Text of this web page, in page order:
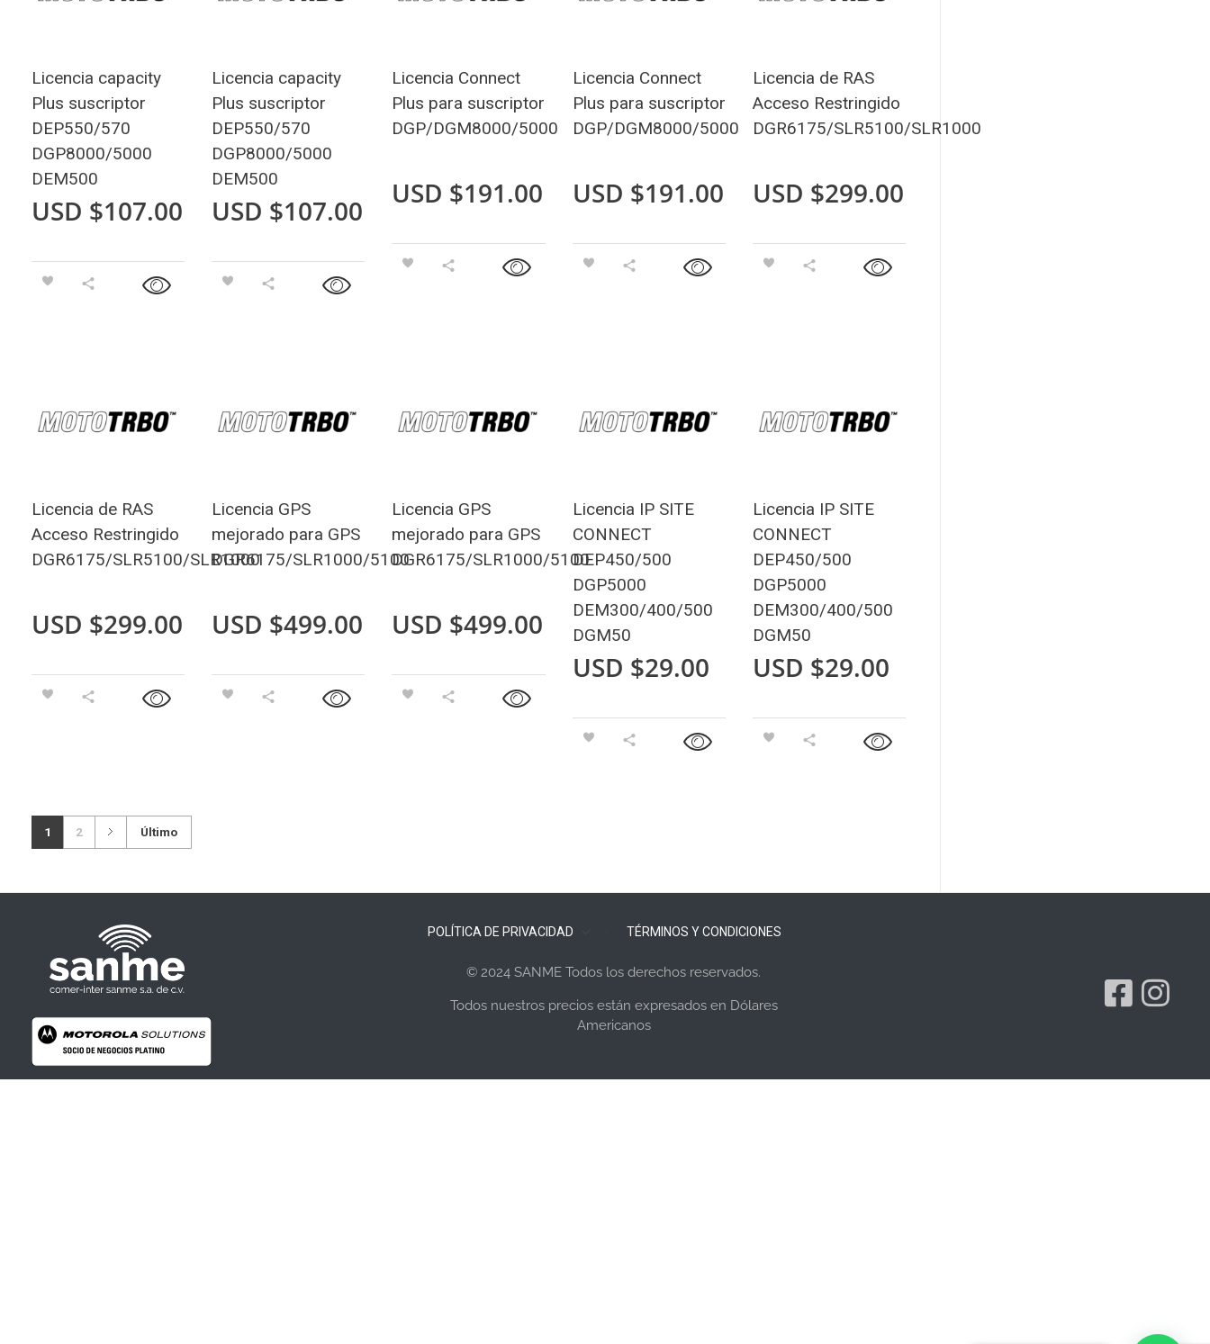
Licencia capacity
Plus suscriptor
DEP550/570
DGP8000/5000
DEM500
USD $107.00
Licencia capacity
Plus suscriptor
DEP550/570
DGP8000/5000
DEM500
USD $107.00
Licencia Connect
Plus para suscriptor
DGP/DGM8000/5000
USD $191.00
Licencia Connect
Plus para suscriptor
DGP/DGM8000/5000
USD $191.00
Licencia de RAS
Acceso Restringido
DGR6175/SLR5100/SLR1000
USD $299.00
Licencia de RAS
Acceso Restringido
DGR6175/SLR5100/SLR1000
USD $299.00
Licencia GPS
mejorado para GPS
DGR6175/SLR1000/5100
USD $499.00
Licencia GPS
mejorado para GPS
DGR6175/SLR1000/5100
USD $499.00
Licencia IP SITE
CONNECT
DEP450/500
DGP5000
DEM300/400/500
DGM50
USD $29.00
Licencia IP SITE
CONNECT
DEP450/500
DGP5000
DEM300/400/500
DGM50
USD $29.00
1 2 Último
POLÍTICA DE PRIVACIDAD TÉRMINOS Y CONDICIONES
© 2024 SANME Todos los derechos reservados.
Todos nuestros precios están expresados en Dólares
Americanos